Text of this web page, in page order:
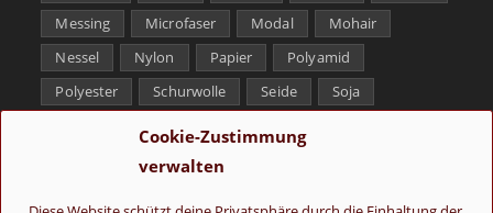
Cookie-Zustimmung
verwalten
Messing
Microfaser Modal
Mohair
Nessel
Nylon Papier
Polyamid
Polyester
Schurwolle Seide
Soja
Tencel
Yak
Folge uns